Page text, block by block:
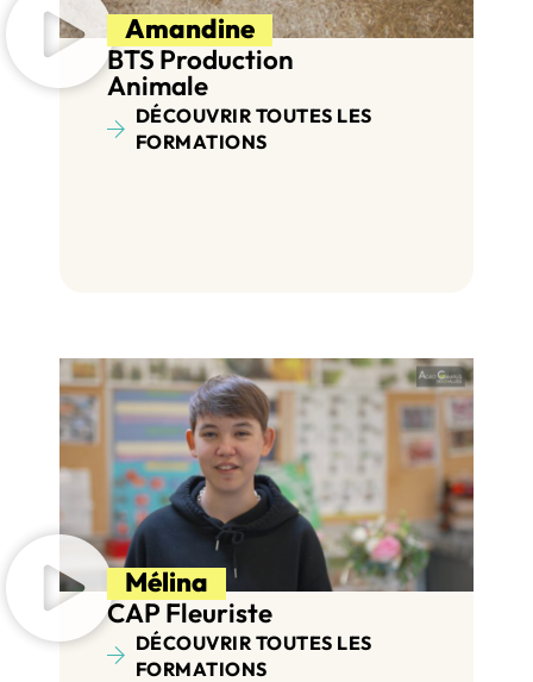
Amandine
BTS Production
Animale
DÉCOUVRIR TOUTES LES
FORMATIONS
Mélina
CAP Fleuriste
DÉCOUVRIR TOUTES LES
FORMATIONS